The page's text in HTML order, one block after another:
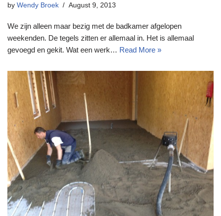
by Wendy Broek August 9, 2013
We zijn alleen maar bezig met de badkamer afgelopen
weekenden. De tegels zitten er allemaal in. Het is allemaal
gevoegd en gekit. Wat een werk… Read More »